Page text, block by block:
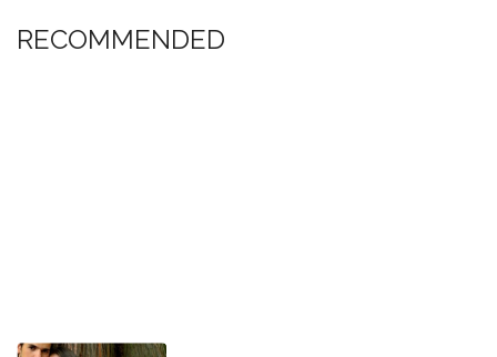
RECOMMENDED